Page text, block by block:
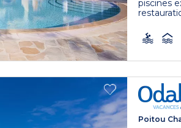
piscines
Poitou